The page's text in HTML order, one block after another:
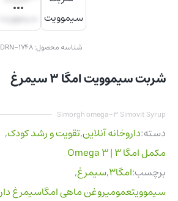
شناسه محصول:DRN-1748
شربت سیموویت امگا 3 سیمرغ
Simorgh omega-3 Simovit Syrup
دسته:داروخانه آنلاین,تقویت و رشد کودک,
مکمل امگا 3 | Omega 3
برچسب:امگا3 ,سیمرغ,